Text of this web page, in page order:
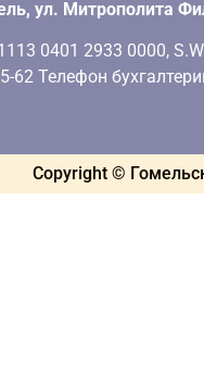
ул. Митрополита
0401 2933 0000,
Телефон
Copyright ©